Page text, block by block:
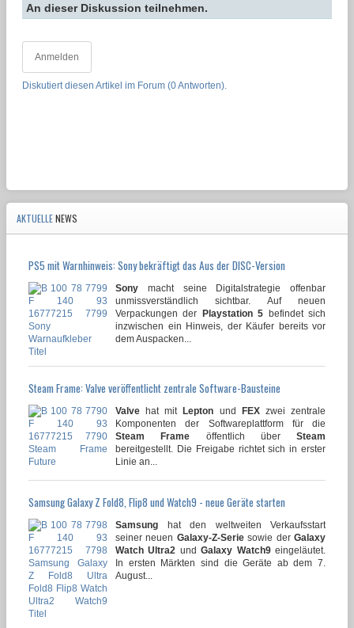
An dieser Diskussion teilnehmen.
Anmelden
Diskutiert diesen Artikel im Forum (0 Antworten).
AKTUELLENEWS
PS5 mit Warnhinweis: Sony bekräftigt das Aus der DISC-Version
Sony macht seine Digitalstrategie offenbar
unmissverständlich sichtbar. Auf neuen
Verpackungen der
Playstation 5 befindet sich
inzwischen ein Hinweis, der Käufer bereits vor
dem Auspacken...
Steam Frame: Valve veröffentlicht zentrale Software-Bausteine
Valve hat mit Lepton und FEXzwei zentrale
Komponenten der Softwareplattform für die
Steam Frame öffentlich über Steam
bereitgestellt. Die Freigabe richtet sich in erster
Linie an...
Samsung Galaxy Z Fold8, Flip8 und Watch9 - neue Geräte starten
Samsung hat den weltweiten Verkaufsstart
seiner neuen Galaxy-Z-Seriesowie derGalaxy
Watch Ultra2 undGalaxy Watch9eingeläutet.
In ersten Märkten sind die Geräte ab dem 7.
August...